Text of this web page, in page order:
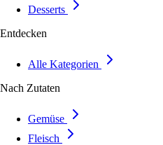
Desserts
Entdecken
Alle Kategorien
Nach Zutaten
Gemüse
Fleisch